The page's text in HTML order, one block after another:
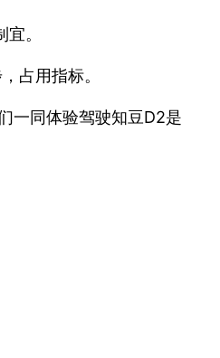
。
占用指标。
一同体验驾驶知豆D2是